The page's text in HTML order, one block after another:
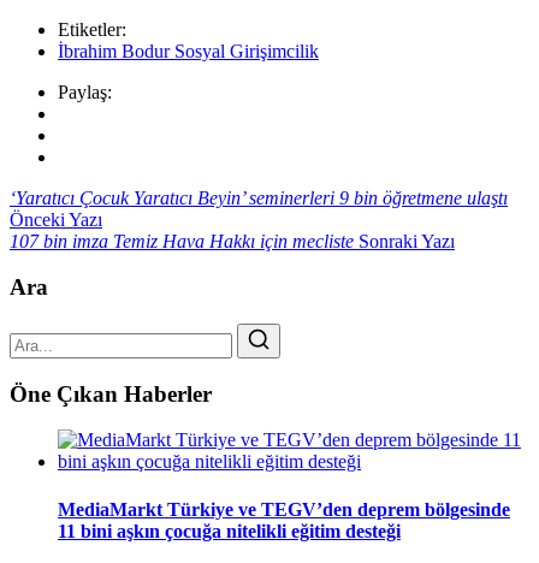
Etiketler:
İbrahim Bodur Sosyal Girişimcilik
Paylaş:
‘Yaratıcı Çocuk Yaratıcı Beyin’ seminerleri 9 bin öğretmene ulaştı
Önceki Yazı
107 bin imza Temiz Hava Hakkı için mecliste Sonraki Yazı
Ara
Öne Çıkan Haberler
MediaMarkt Türkiye ve TEGV’den deprem bölgesinde
11 bini aşkın çocuğa nitelikli eğitim desteği